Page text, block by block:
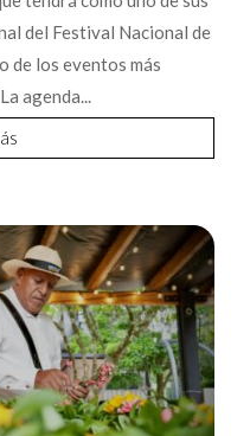
del Festival Nacional de
de los eventos más
agenda...